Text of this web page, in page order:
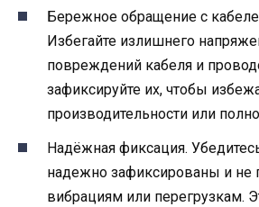
Бережное обращение с
Избегайте излишнего
повреждений кабеля и
зафиксируйте их, чтобы
производительности или
Надёжная фиксация.
надежно зафиксированы и не
вибрациям или перегрузкам.